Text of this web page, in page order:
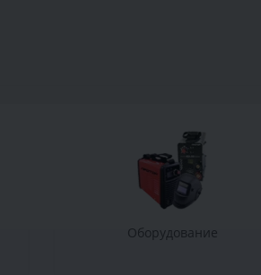
Оборудование